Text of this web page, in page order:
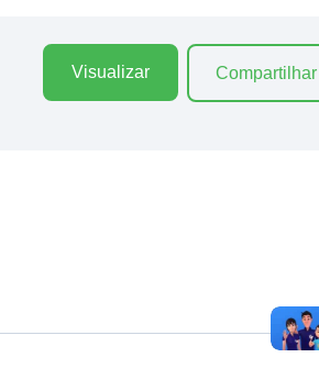
Visualizar Compartilhar